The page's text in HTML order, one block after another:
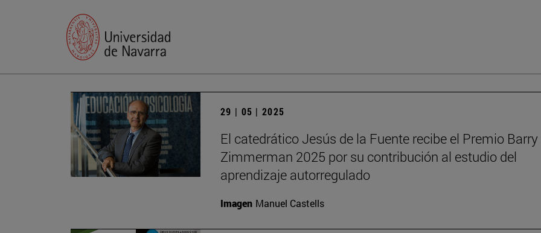
29 | 05 | 2025
El catedrático Jesús de la Fuente recibe el Premio
Zimmerman 2025 por su contribución al estudio del
aprendizaje autorregulado
Imagen Manuel Castells